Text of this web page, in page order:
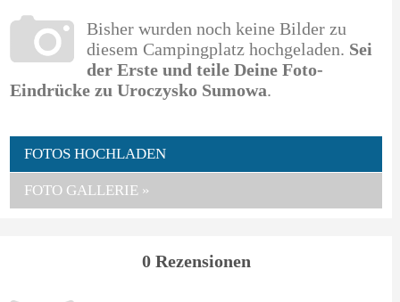
Bisher wurden noch keine Bilder zu
diesem Campingplatz hochgeladen. Sei
der Erste und teile Deine Foto-
Eindrücke zu Uroczysko Sumowa.
FOTOS HOCHLADEN
FOTO GALLERIE »
0 Rezensionen